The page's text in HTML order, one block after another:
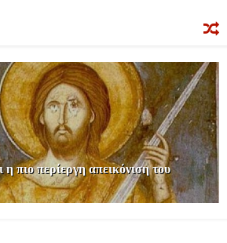
πιο περίεργη απεικόνιση του